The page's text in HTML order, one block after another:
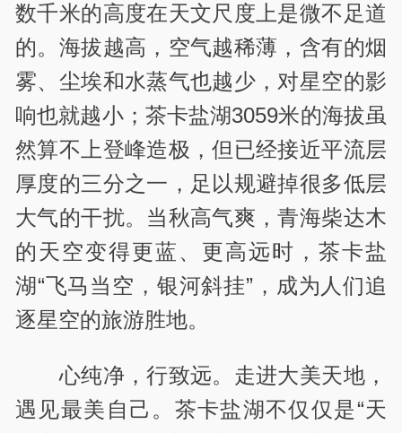
数千米的高度在天文尺度上是微不足道
的。海拔越高，空气越稀薄，含有的烟
雾、尘埃和水蒸气也越少，对星空的影
响也就越小；茶卡盐湖3059米的海拔虽
然算不上登峰造极，但已经接近平流层
厚度的三分之一，足以规避掉很多低层
大气的干扰。当秋高气爽，青海柴达木
的天空变得更蓝、更高远时，茶卡盐
湖“飞马当空，银河斜挂”，成为人们追
逐星空的旅游胜地。
心纯净，行致远。走进大美天地，
遇见最美自己。茶卡盐湖不仅仅是“天